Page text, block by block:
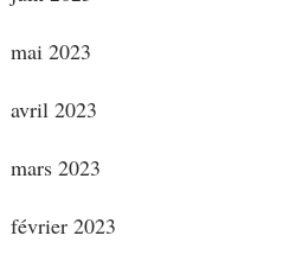
mai 2023
avril 2023
mars 2023
février 2023